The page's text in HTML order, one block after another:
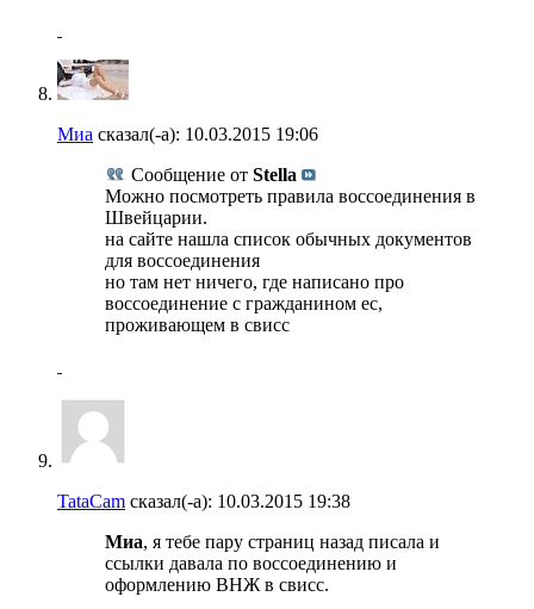
Миа сказал(-а): 10.03.2015 19:06
Сообщение от Stella
Можно посмотреть правила воссоединения в
Швейцарии.
на сайте нашла список обычных документов
для воссоединения
но там нет ничего, где написано про
воссоединение с гражданином ес,
проживающем в свисс
TataCam сказал(-а): 10.03.2015 19:38
Миа, я тебе пару страниц назад писала и
ссылки давала по воссоединению и
оформлению ВНЖ в свисс.